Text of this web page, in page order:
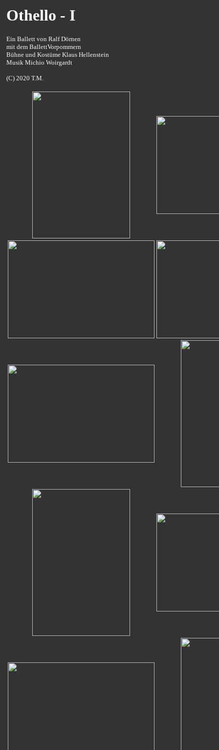
Othello - I
Ein Ballett von Ralf Dörnen
mit dem BallettVorpommern
Bühne und Kostüme Klaus Hellenstein
Musik Michio Woirgardt
(C) 2020 T.M.